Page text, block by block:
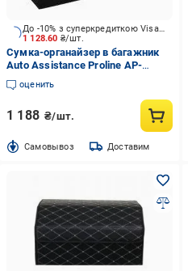
1 128.60 ₴/шт.
До -10% з суперкредиткою Visa Вигода
Сумка-органайзер в багажник
Auto Assistance Proline AP-
633BP р.XL черный
оценить
1 188 ₴/шт.
Cамовывоз Доставим